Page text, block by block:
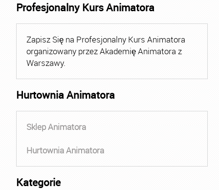
Profesjonalny Kurs Animatora
Zapisz Się na Profesjonalny Kurs Animatora
organizowany przez Akademię Animatora z
Warszawy.
Hurtownia Animatora
Sklep Animatora
Hurtownia Animatora
Kategorie